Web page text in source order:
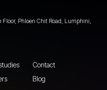
Phloen Chit Road, Lumphini,
Contact
Blog